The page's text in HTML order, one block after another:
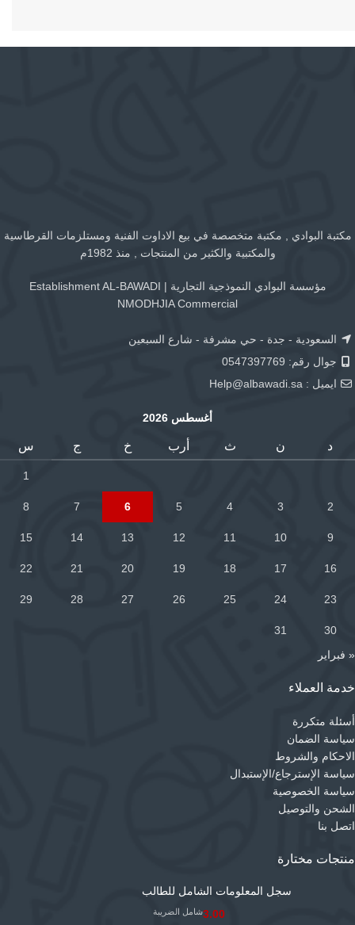
مكتبة البوادي , مكتبة متخصصة في بيع الاداوت الفنية ومستلزمات القرطاسية
والمكتبية والكثير من المنتجات , منذ 1982م
مؤسسة البوادي النموذجية التجارية | Establishment AL-BAWADI
NMODHJIA Commercial
السعودية - جدة - حي مشرفة - شارع السبعين
جوال رقم: 0547397769
ايميل : Help@albawadi.sa
أغسطس 2026
د ن ث أرب خ ج س
1
2
3
4
5
6
7
8
9
10
11
12
13
14
15
16
17
18
19
20
21
22
23
24
25
26
27
28
29
30
31
« فبراير
خدمة العملاء
أسئلة متكررة
سياسة الضمان
الاحكام والشروط
سياسة الإسترجاع/الإستبدال
سياسة الخصوصية
الشحن والتوصيل
اتصل بنا
منتجات مختارة
سجل المعلومات الشامل للطالب
3.00شامل الضريبة